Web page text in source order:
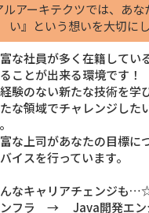
ルアーキテクツでは、あな
い』という想いを大切にし
な社員が多く在籍してい
ことが出来る環境です！
験のない新たな技術を学
な領域でチャレンジした
な上司があなたの目標に
イスを行っています。
キャリアチェンジも
フラ → Java開発エン